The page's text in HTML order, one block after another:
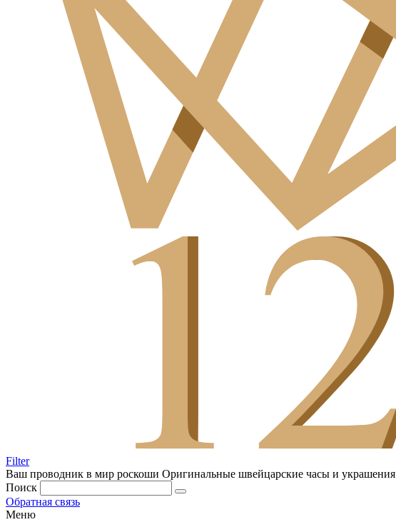
Filter
Ваш проводник в мир роскоши Оригинальные швейцарские часы и украшения
Поиск
Обратная связь
Меню